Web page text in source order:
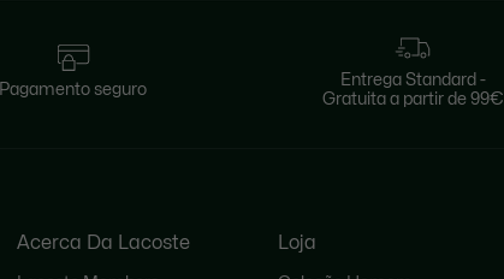
Pagamento seguro
Entrega Standard -
Gratuita a partir de 99€
Acerca Da Lacoste Loja